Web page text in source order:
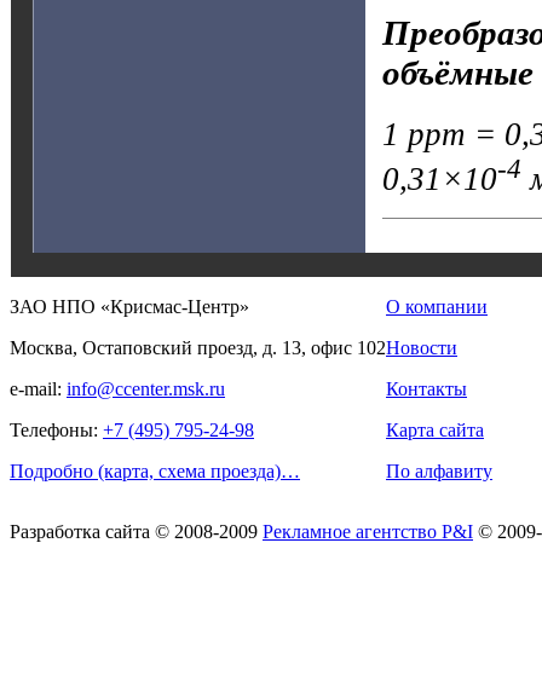
объёмные
1 ppm =
0,31×10-4
ЗАО НПО «Крисмас-Центр»
Москва, Остаповский проезд, д. 13, офис 102
e-mail: info@ccenter.msk.ru
Телефоны: +7 (495) 795-24-98
Подробно (карта, схема проезда)…
О компании
Новости
Контакты
Карта сайта
По алфавиту
Разработка сайта © 2008-2009 Рекламное агентство P&I ©